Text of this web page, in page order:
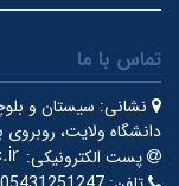
تماس با ما
نشانی:
دانشگاه ولایت،
پست الکترونیکی: